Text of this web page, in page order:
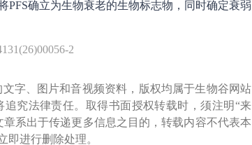
PFS确立为生物衰老的生物标志物，同时确定衰弱
2
字、图片和音视频资料，版权均属于生物谷网站
究法律责任。取得书面授权转载时，须注明“来
系出于传递更多信息之目的，转载内容不代表本
进行删除处理。